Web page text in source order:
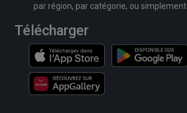
par région, par catégorie, ou
Télécharger